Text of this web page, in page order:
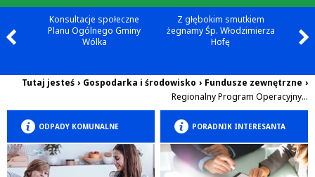
Konsultacje społeczne
Planu Ogólnego Gminy
Wólka
Z głębokim smutkiem
żegnamy Śp. Włodzimierza
Hofę
Tutaj jesteś › Gospodarka i środowisko › Fundusze zewnętrzne ›
Regionalny Program Operacyjny...
ODPADY KOMUNALNE PORADNIK INTERESANTA